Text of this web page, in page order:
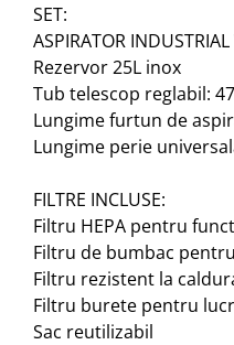
SET:
ASPIRATOR
Rezervor 25L inox
Tub telescop reglabil:
Lungime furtun de
Lungime perie
FILTRE INCLUSE:
Filtru HEPA pentru
Filtru de bumbac
Filtru rezistent la
Filtru burete pentru
Sac reutilizabil